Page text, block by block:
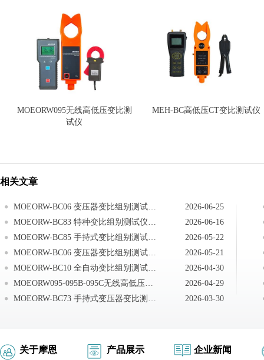
MOEORW095无线高低压变比测
试仪
MEH-BC高低压CT变比测试仪
相关文章
MOEORW-BC06 变压器变比组别测试仪仪器常见问题
2026-06-25
MOEORW-BC83 特种变比组别测试仪注意事项
2026-06-16
MOEORW-BC85 手持式变比组别测试仪注意事项
2026-05-22
MOEORW-BC06 变压器变比组别测试仪注意事项
2026-05-21
MOEORW-BC10 全自动变比组别测试仪注意事项
2026-04-30
MOEORW095-095B-095C无线高低压变比测试仪电池更换
2026-04-29
MOEORW-BC73 手持式变压器变比测试仪注意事项
2026-03-30
关于摩恩 产品展示 企业新闻